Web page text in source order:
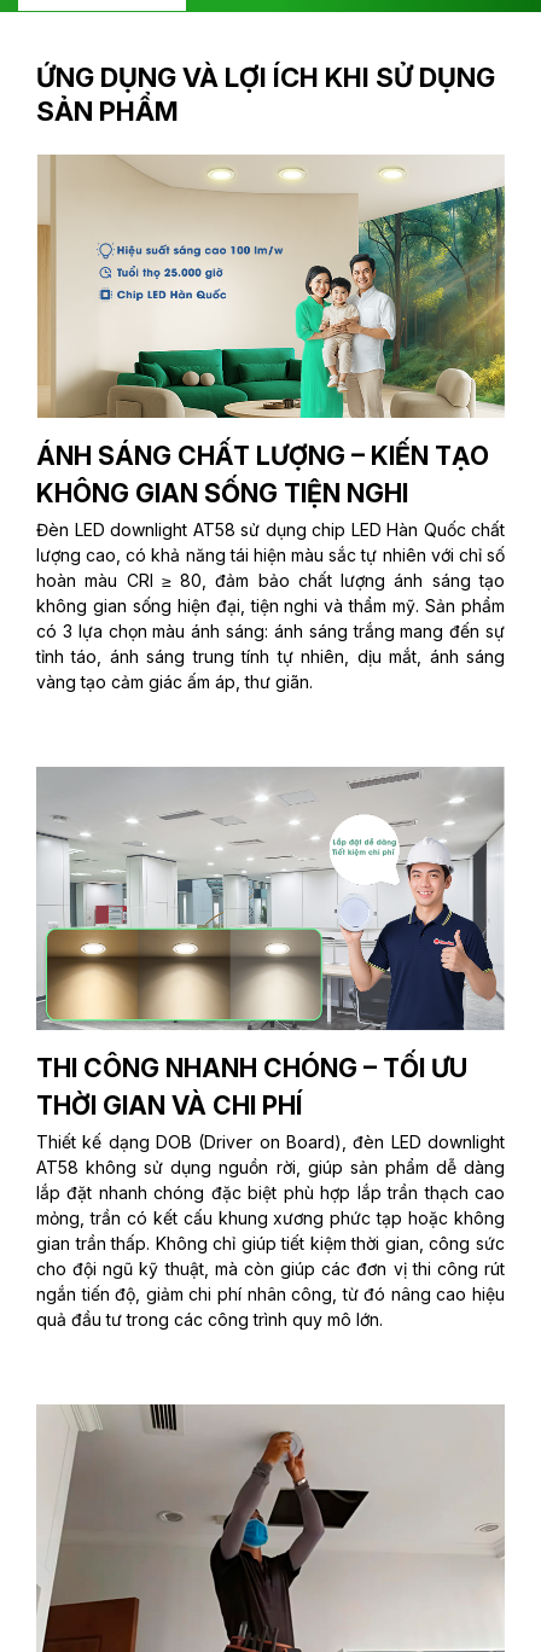
ỨNG DỤNG VÀ LỢI ÍCH KHI SỬ DỤNG
SẢN PHẨM
ÁNH SÁNG CHẤT LƯỢNG – KIẾN TẠO
KHÔNG GIAN SỐNG TIỆN NGHI
Đèn LED downlight AT58 sử dụng chip LED Hàn Quốc chất
lượng cao, có khả năng tái hiện màu sắc tự nhiên với chỉ số
hoàn màu CRI ≥ 80, đảm bảo chất lượng ánh sáng tạo
không gian sống hiện đại, tiện nghi và thẩm mỹ. Sản phẩm
có 3 lựa chọn màu ánh sáng: ánh sáng trắng mang đến sự
tỉnh táo, ánh sáng trung tính tự nhiên, dịu mắt, ánh sáng
vàng tạo cảm giác ấm áp, thư giãn.
THI CÔNG NHANH CHÓNG – TỐI ƯU
THỜI GIAN VÀ CHI PHÍ
Thiết kế dạng DOB (Driver on Board), đèn LED downlight
AT58 không sử dụng nguồn rời, giúp sản phẩm dễ dàng
lắp đặt nhanh chóng đặc biệt phù hợp lắp trần thạch cao
mỏng, trần có kết cấu khung xương phức tạp hoặc không
gian trần thấp. Không chỉ giúp tiết kiệm thời gian, công sức
cho đội ngũ kỹ thuật, mà còn giúp các đơn vị thi công rút
ngắn tiến độ, giảm chi phí nhân công, từ đó nâng cao hiệu
quả đầu tư trong các công trình quy mô lớn.